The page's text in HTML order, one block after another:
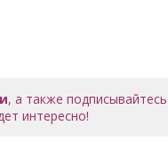
, а также
интересно!